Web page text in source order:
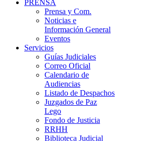
PRENSA
Prensa y Com.
Noticias e
Información General
Eventos
Servicios
Guías Judiciales
Correo Oficial
Calendario de
Audiencias
Listado de Despachos
Juzgados de Paz
Lego
Fondo de Justicia
RRHH
Biblioteca Judicial